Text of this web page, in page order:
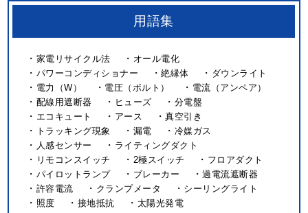
用語集
家電リサイクル法
オール電化
パワーコンディショナー
絶縁体
ダウンライト
電力（W）
電圧（ボルト）
電流（アンペア）
配線用遮断器
ヒューズ
分電盤
エコキュート
アース
真空引き
トラッキング現象
漏電
冷媒ガス
人感センサー
ライティングダクト
リモコンスイッチ
2極スイッチ
フロアダクト
パイロットランプ
ブレーカー
過電流遮断器
許容電流
クランプメータ
シーリングライト
照度
接地抵抗 太陽光発電